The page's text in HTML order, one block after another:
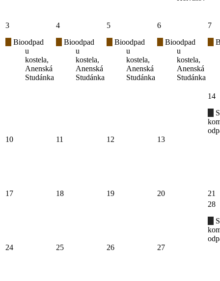
3
Bioodpad
u
kostela,
Anenská
Studánka
4
Bioodpad
u
kostela,
Anenská
Studánka
5
Bioodpad
u
kostela,
Anenská
Studánka
6
Bioodpad
u
kostela,
Anenská
Studánka
7
10 11 12 13
14
17 18 19 20 21
24 25 26 27
28